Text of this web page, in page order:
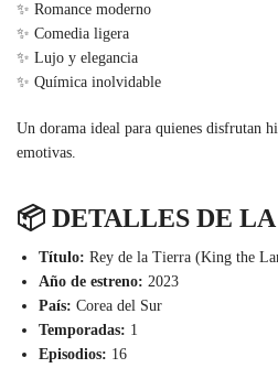
✨ Romance moderno
✨ Comedia ligera
✨ Lujo y elegancia
✨ Química inolvidable
Un dorama ideal para quienes disfrutan
emotivas.
📦 DETALLES DE
Título: Rey de la Tierra (King the
Año de estreno: 2023
País: Corea del Sur
Temporadas: 1
Episodios: 16